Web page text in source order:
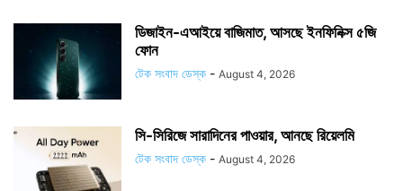
ডিজাইন-এআইয়ে বাজিমাত, আসছে ইনফিনিক্স ৫জি
ফোন
টেক সংবাদ ডেস্ক - August 4, 2026
সি-সিরিজে সারাদিনের পাওয়ার, আনছে রিয়েলমি
টেক সংবাদ ডেস্ক - August 4, 2026